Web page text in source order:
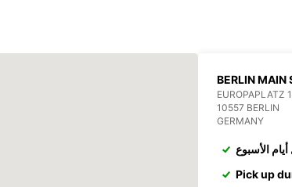
BERLIN MAIN
EUROPAPLATZ 1
10557 BERLIN
GERMANY
الأسبوع
Pick up